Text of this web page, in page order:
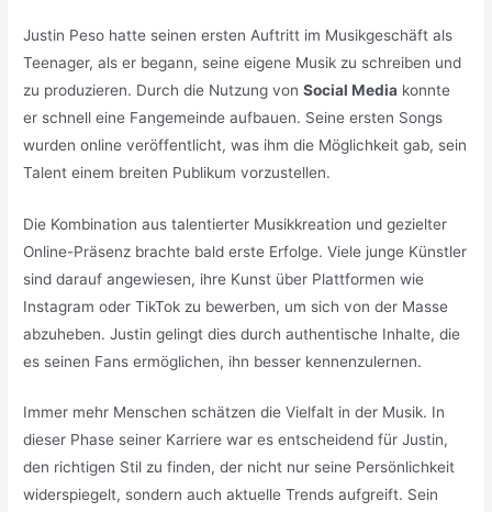
Justin Peso hatte seinen ersten Auftritt im Musikgeschäft als
Teenager, als er begann, seine eigene Musik zu schreiben und
zu produzieren. Durch die Nutzung vonSocial Media konnte
er schnell eine Fangemeinde aufbauen. Seine ersten Songs
wurden online veröffentlicht, was ihm die Möglichkeit gab, sein
Talent einem breiten Publikum vorzustellen.
Die Kombination aus talentierter Musikkreation und gezielter
Online-Präsenz brachte bald erste Erfolge. Viele junge Künstler
sind darauf angewiesen, ihre Kunst über Plattformen wie
Instagram oder TikTok zu bewerben, um sich von der Masse
abzuheben. Justin gelingt dies durch authentische Inhalte, die
es seinen Fans ermöglichen, ihn besser kennenzulernen.
Immer mehr Menschen schätzen die Vielfalt in der Musik. In
dieser Phase seiner Karriere war es entscheidend für Justin,
den richtigen Stil zu finden, der nicht nur seine Persönlichkeit
widerspiegelt, sondern auch aktuelle Trends aufgreift. Sein